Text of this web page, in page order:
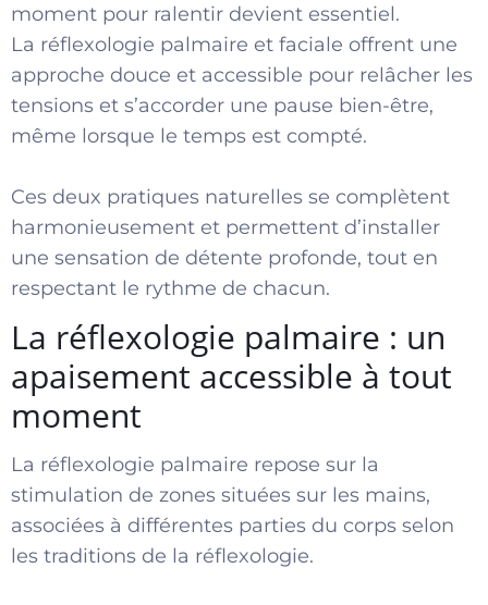
moment pour ralentir devient essentiel.
La réflexologie palmaire et faciale offrent une
approche douce et accessible pour relâcher les
tensions et s’accorder une pause bien-être,
même lorsque le temps est compté.
Ces deux pratiques naturelles se complètent
harmonieusement et permettent d’installer
une sensation de détente profonde, tout en
respectant le rythme de chacun.
La réflexologie palmaire : un
apaisement accessible à tout
moment
La réflexologie palmaire repose sur la
stimulation de zones situées sur les mains,
associées à différentes parties du corps selon
les traditions de la réflexologie.